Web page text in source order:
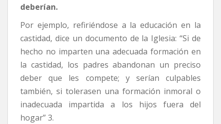
deberían.
Por ejemplo, refiriéndose a la educación en la
castidad, dice un documento de la Iglesia: “Si de
hecho no imparten una adecuada formación en
la castidad, los padres abandonan un preciso
deber que les compete; y serían culpables
también, si tolerasen una formación inmoral o
inadecuada impartida a los hijos fuera del
hogar” 3.